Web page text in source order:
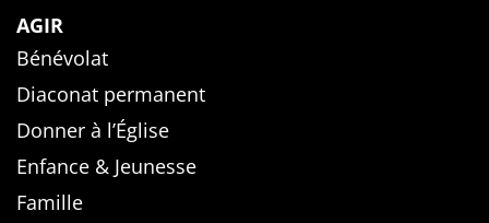
AGIR
Bénévolat
Diaconat permanent
Donner à l’Église
Enfance & Jeunesse
Famille